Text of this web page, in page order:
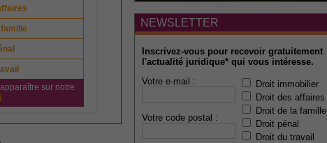
sur notre
NEWSLETTER
Inscrivez-vous pour recevoir gratuitement
l'actualité juridique* qui vous intéresse.
Votre e-mail :
Votre code postal :
Droit immobilier
Droit des affaires
Droit de la famille
Droit pénal
Droit du travail